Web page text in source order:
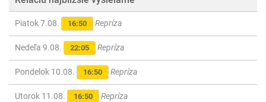
Piatok 7.08. 16:50 Repríza
Nedeľa 9.08. 22:05 Repríza
Pondelok 10.08. 16:50 Repríza
Utorok 11.08. 16:50 Repríza